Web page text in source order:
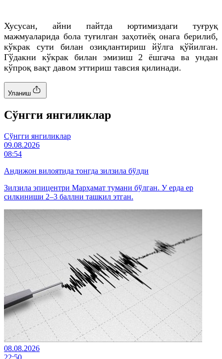
Хусусан, айни пайтда юртимиздаги туғруқ
мажмуаларида бола туғилган заҳотиёқ онага берилиб,
кўкрак сути билан озиқлантириш йўлга қўйилган.
Гўдакни кўкрак билан эмизиш 2 ёшгача ва ундан
кўпроқ вақт давом эттириш тавсия қилинади.
Уланиш
Cўнгги янгиликлар
Cўнгги янгиликлар
09.08.2026
08:54
Андижон вилоятида тонгда зилзила бўлди
Зилзила эпицентри Марҳамат тумани бўлган. У ерда ер
силкиниши 2–3 баллни ташкил этган.
08.08.2026
22:50